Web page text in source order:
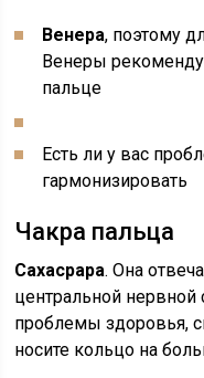
Венера, поэтому
Венеры
пальце
Есть ли у вас
гармонизировать
Чакра пальца
Сахасрара. Она
центральной
проблемы здоровья,
носите кольцо на